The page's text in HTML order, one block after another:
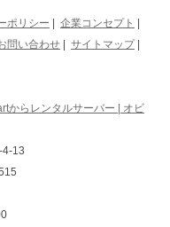
ポリシー 企業コンセプト
問い合わせ サイトマップ|
からレンタルサーバー | オビ
4-13